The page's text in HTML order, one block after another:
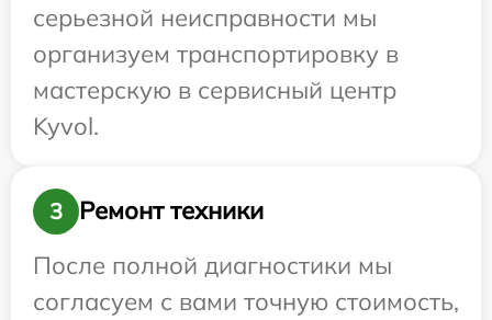
серьезной неисправности мы
организуем транспортировку в
мастерскую в сервисный центр
Kyvol.
3
Ремонт техники
После полной диагностики мы
согласуем с вами точную стоимость,